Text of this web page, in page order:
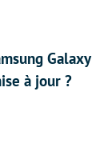
Galaxy
à jour ?